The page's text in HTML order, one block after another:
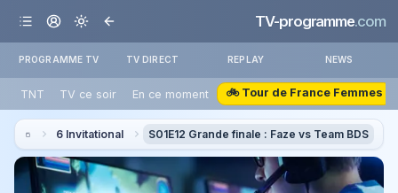
TV-programme.com
PROGRAMME TV TV DIRECT REPLAY NEWS
TNT TV ce soir En ce moment 🚲 Tour de France Femmes
6 Invitational S01E12 Grande finale : Faze vs Team BDS